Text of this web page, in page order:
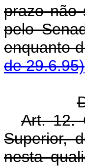
prazo não
pelo
enquanto
de 29.6.95)
Art. 12.
Superior,
nesta